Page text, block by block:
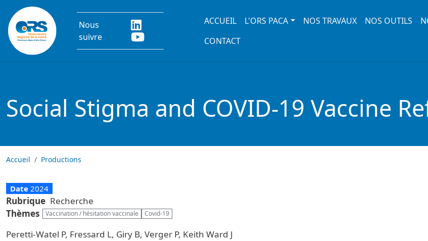
Aller au contenu principal
Nous
suivre
Main navigation
ACCUEIL L'ORS PACA NOS TRAVAUX NOS OUTILS
CONTACT
Social Stigma and COVID-19 Vaccine
Accueil Productions
Date 2024
Rubrique Recherche
Thèmes
Vaccination / hésitation vaccinale Covid-19
Peretti-Watel P, Fressard L, Giry B, Verger P, Keith Ward J